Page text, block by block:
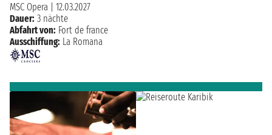
MSC Opera
12.03.2027
Dauer: 3 nächte
Abfahrt von: Fort de france
Ausschiffung: La Romana